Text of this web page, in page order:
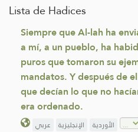
Lista de Hadices
Siempre que Al-lah ha
a mí, a un pueblo, ha
puros que tomaron su
mandatos. Y después de
que decían lo que no
era ordenado.
عربي الإنجليزية الأوردية